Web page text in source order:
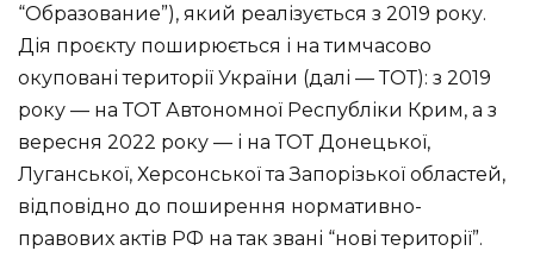
“Образование”), який реалізується з 2019 року.
Дія проєкту поширюється і на тимчасово
окуповані території України (далі — ТОТ): з 2019
року — на ТОТ Автономної Республіки Крим, а з
вересня 2022 року — і на ТОТ Донецької,
Луганської, Херсонської та Запорізької областей,
відповідно до поширення нормативно-
правових актів РФ на так звані “нові території”.